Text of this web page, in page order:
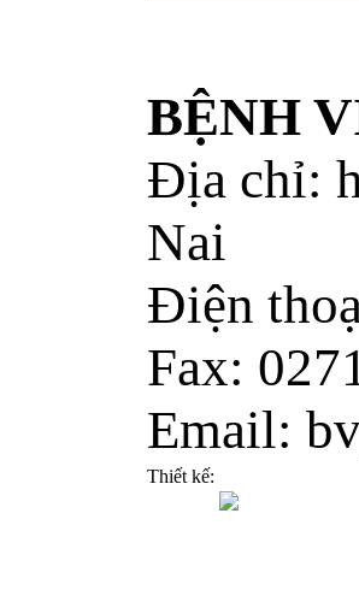
BỆNH
Địa chỉ:
Nai
Điện
Fax:
Email:
Thiết kế: